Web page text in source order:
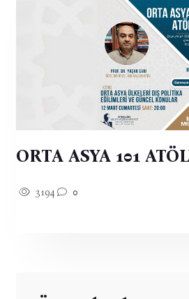
ORTA ASYA 101
3194 0